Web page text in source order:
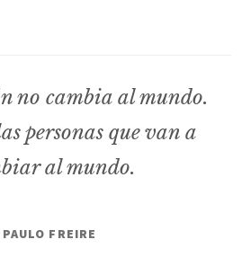
no cambia al mundo.
personas que van a
al mundo.
PAULO FREIRE